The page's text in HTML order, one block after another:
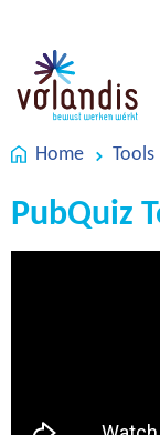
Home Tools
PubQuiz